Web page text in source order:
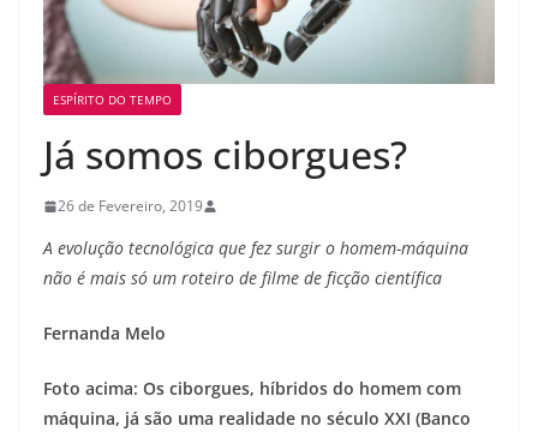
ESPÍRITO DO TEMPO
Já somos ciborgues?
26 de Fevereiro, 2019
A evolução tecnológica que fez surgir o homem-máquina
não é mais só um roteiro de filme de ficção científica
Fernanda Melo
Foto acima: Os ciborgues, híbridos do homem com
máquina, já são uma realidade no século XXI (Banco